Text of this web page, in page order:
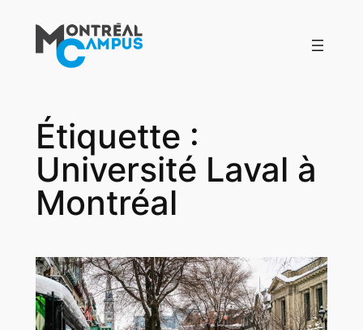
contenu
Étiquette :
Université Laval à
Montréal